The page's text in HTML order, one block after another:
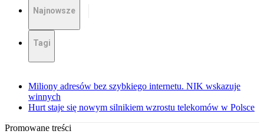
Najnowsze
Tagi
Miliony adresów bez szybkiego internetu. NIK wskazuje
winnych
Hurt staje się nowym silnikiem wzrostu telekomów w Polsce
Promowane treści